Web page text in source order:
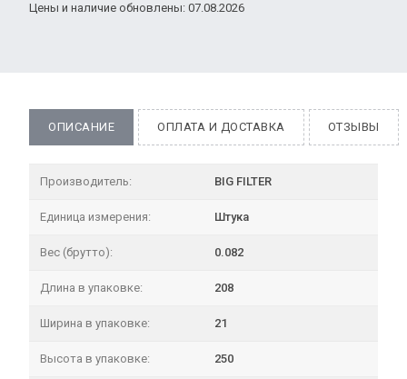
Цены и наличие обновлены: 07.08.2026
ОПИСАНИЕ ОПЛАТА И ДОСТАВКА ОТЗЫВЫ
Производитель: BIG FILTER
Единица измерения: Штука
Вес (брутто): 0.082
Длина в упаковке: 208
Ширина в упаковке: 21
Высота в упаковке: 250